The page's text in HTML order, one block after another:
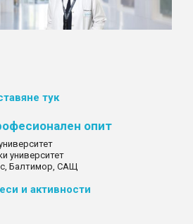
тук
опит
университет
Балтимор, САЩ
и активности